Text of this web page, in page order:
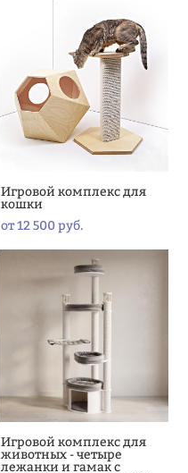
Игровой комплекс для
кошки
от 12 500 pуб.
Игровой комплекс для
животных - четыре
лежанки и гамак с